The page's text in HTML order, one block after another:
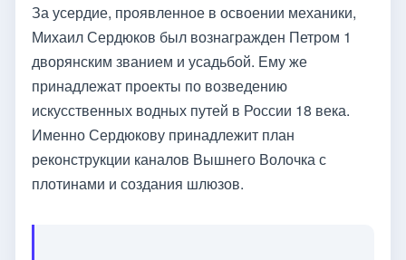
За усердие, проявленное в освоении механики,
Михаил Сердюков был вознагражден Петром 1
дворянским званием и усадьбой. Ему же
принадлежат проекты по возведению
искусственных водных путей в России 18 века.
Именно Сердюкову принадлежит план
реконструкции каналов Вышнего Волочка с
плотинами и создания шлюзов.